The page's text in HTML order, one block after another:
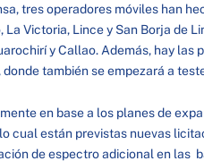
tres operadores móviles han
La Victoria, Lince y San Borja de
y Callao. Además, hay las
también se empezará a
en base a los planes de
cual están previstas nuevas
de espectro adicional en las